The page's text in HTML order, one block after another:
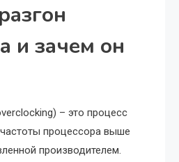
и зачем он
– это процесс
процессора выше
производителем.